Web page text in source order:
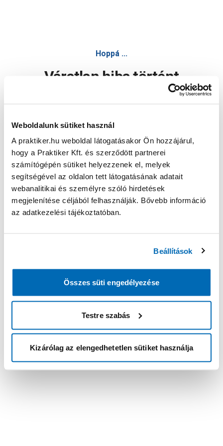
Weboldalunk sütiket használ
A praktiker.hu weboldal látogatásakor Ön hozzájárul,
hogy a Praktiker Kft. és szerződött partnerei
számítógépén sütiket helyezzenek el, melyek
segítségével az oldalon tett látogatásának adatait
webanalitikai és személyre szóló hirdetések
megjelenítése céljából felhasználják. Bővebb információ
az adatkezelési tájékoztatóban.
Beállítások
Összes süti engedélyezése
Testre szabás
Kizárólag az elengedhetetlen sütiket használja
Hoppá ...
Váratlan hiba történt
Oldal újratöltése